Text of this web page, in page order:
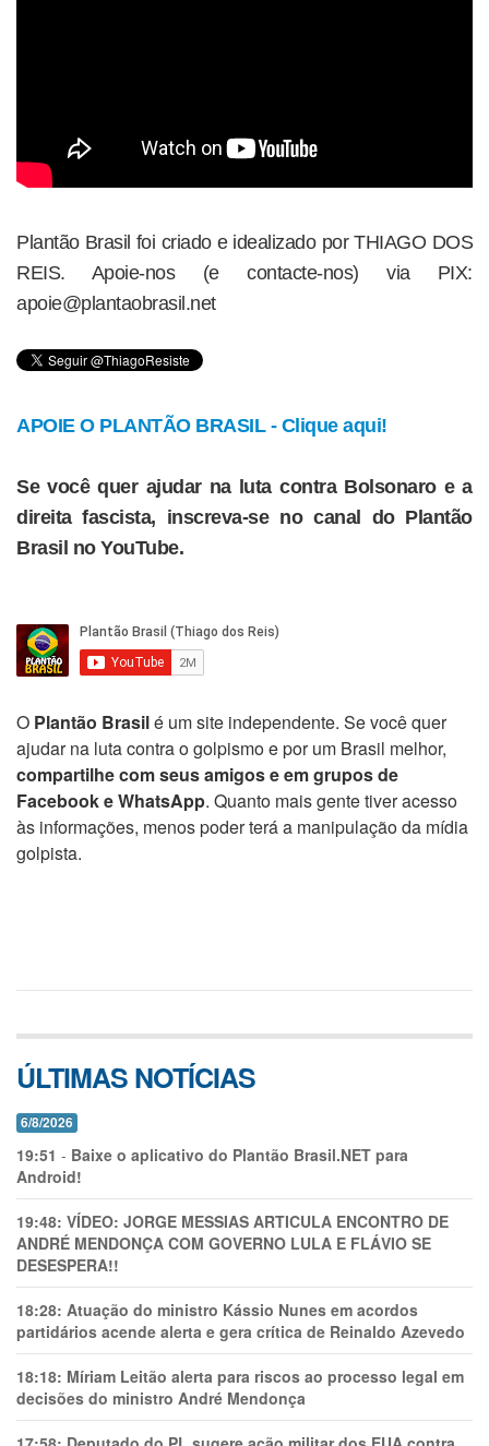
Plantão Brasil foi criado e idealizado por THIAGO DOS
REIS. Apoie-nos (e contacte-nos) via PIX:
apoie@plantaobrasil.net
APOIE O PLANTÃO BRASIL - Clique aqui!
Se você quer ajudar na luta contra Bolsonaro e a
direita fascista, inscreva-se no canal do Plantão
Brasil no YouTube.
O Plantão Brasilé um site independente. Se você quer
ajudar na luta contra o golpismo e por um Brasil melhor,
compartilhe com seus amigos e em grupos de
Facebook e WhatsApp. Quanto mais gente tiver acesso
às informações, menos poder terá a manipulação da mídia
golpista.
ÚLTIMAS NOTÍCIAS
6/8/2026
19:51 - Baixe o aplicativo do Plantão Brasil.NET para
Android!
19:48: VÍDEO: JORGE MESSIAS ARTICULA ENCONTRO DE
ANDRÉ MENDONÇA COM GOVERNO LULA E FLÁVIO SE
DESESPERA!!
18:28: Atuação do ministro Kássio Nunes em acordos
partidários acende alerta e gera crítica de Reinaldo Azevedo
18:18: Míriam Leitão alerta para riscos ao processo legal em
decisões do ministro André Mendonça